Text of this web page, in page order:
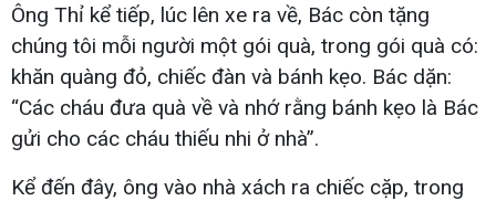
Ông Thỉ kể tiếp, lúc lên xe ra về, Bác còn tặng
chúng tôi mỗi người một gói quà, trong gói quà có:
khăn quàng đỏ, chiếc đàn và bánh kẹo. Bác dặn:
“Các cháu đưa quà về và nhớ rằng bánh kẹo là Bác
gửi cho các cháu thiếu nhi ở nhà”.
Kể đến đây, ông vào nhà xách ra chiếc cặp, trong